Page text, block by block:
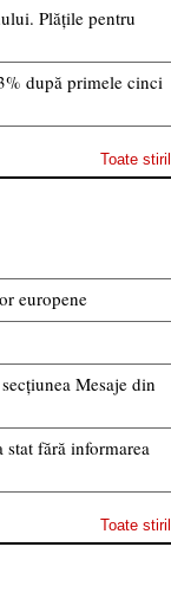
Plățile pentru
după primele cinci
Toate
europene
Mesaje din
fără informarea
Toate